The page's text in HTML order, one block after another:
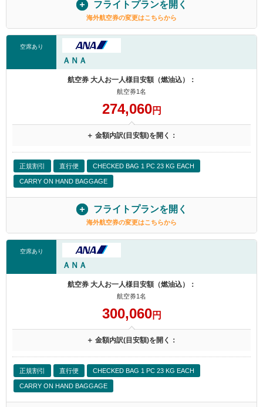
フライトプランを開く
海外航空券の変更はこちらから
空席あり
ＡＮＡ
航空券 大人お一人様目安額（燃油込）：
航空券1名
274,060円
＋ 金額内訳(目安額)を開く：
正規割引 直行便 CHECKED BAG 1 PC 23 KG EACH
CARRY ON HAND BAGGAGE
フライトプランを開く
海外航空券の変更はこちらから
空席あり
ＡＮＡ
航空券 大人お一人様目安額（燃油込）：
航空券1名
300,060円
＋ 金額内訳(目安額)を開く：
正規割引 直行便 CHECKED BAG 1 PC 23 KG EACH
CARRY ON HAND BAGGAGE